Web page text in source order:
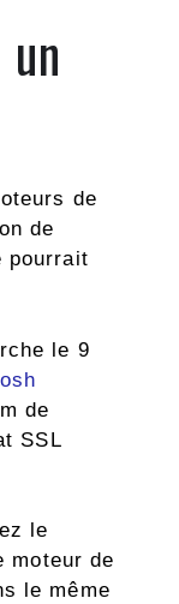
de
de
pourrait
le 9
de
SSL
le
moteur de
le même